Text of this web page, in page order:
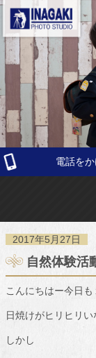
電話を
2017年5月27日
自然体験活
こんにちはー今日
日焼けがヒリヒリい
しかし